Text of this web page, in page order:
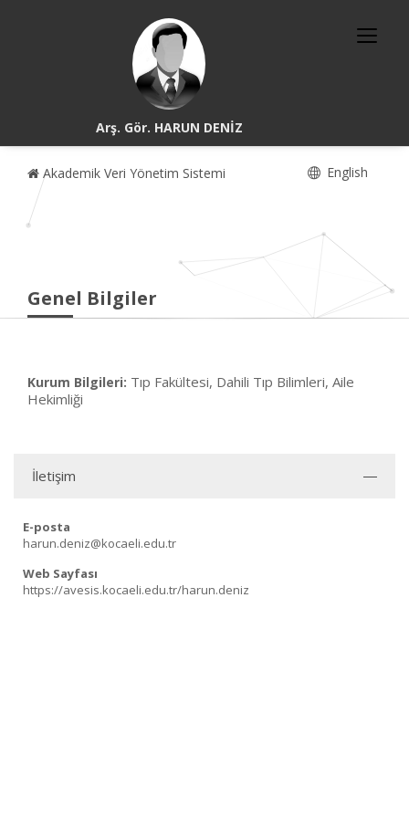
Arş. Gör. HARUN DENİZ
Akademik Veri Yönetim Sistemi English
Genel Bilgiler
Kurum Bilgileri: Tıp Fakültesi, Dahili Tıp Bilimleri, Aile
Hekimliği
İletişim
E-posta
harun.deniz@kocaeli.edu.tr
Web Sayfası
https://avesis.kocaeli.edu.tr/harun.deniz